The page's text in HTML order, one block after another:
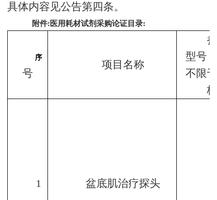
具体内容见公告第四条。
附件: 医用耗材试剂采购论证目录:
序
号
项目名称
型号
不限
1 盆底肌治疗探头